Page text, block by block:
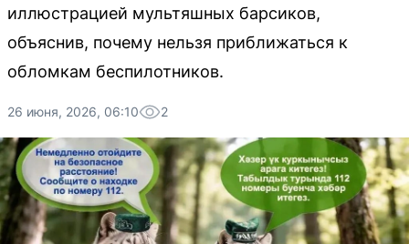
иллюстрацией мультяшных барсиков,
объяснив, почему нельзя приближаться к
обломкам беспилотников.
26 июня, 2026, 06:10 2